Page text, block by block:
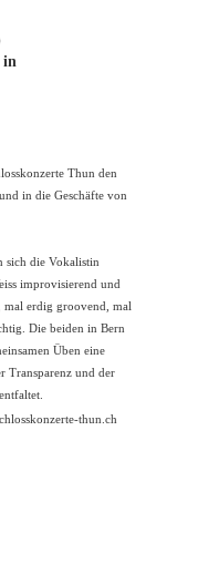
in
Thun den
in die Geschäfte von
sich die Vokalistin
improvisierend und
mal erdig groovend, mal
Die beiden in Bern
Üben eine
Transparenz und der
thun.ch